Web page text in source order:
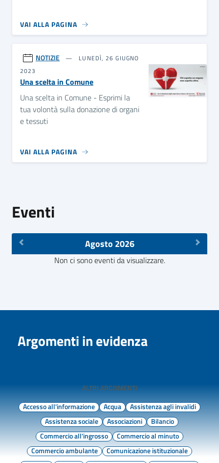
VAI ALLA PAGINA
NOTIZIE
LUNEDÌ, 26 GIUGNO
2023
Una scelta in Comune
Una scelta in Comune - Esprimi la
tua volontà sulla donazione di organi
e tessuti
VAI ALLA PAGINA
Eventi
Agosto 2026
Non ci sono eventi da visualizzare.
Argomenti in evidenza
ALTRI ARGOMENTI
Accesso all'informazione
Acqua
Assistenza agli invalidi
Assistenza sociale
Associazioni
Bilancio
Commercio all'ingrosso
Commercio al minuto
Commercio ambulante
Comunicazione istituzionale